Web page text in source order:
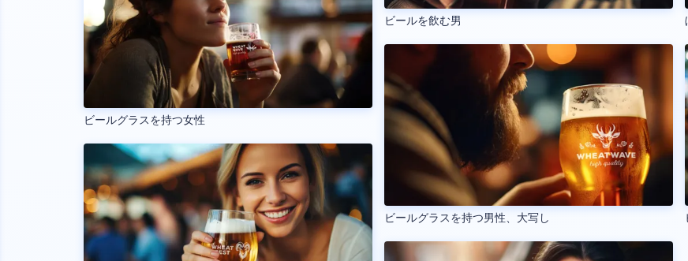
ビールグラスを持つ女性
ビールを飲む男
ビールグラスを持つ男性、大写し